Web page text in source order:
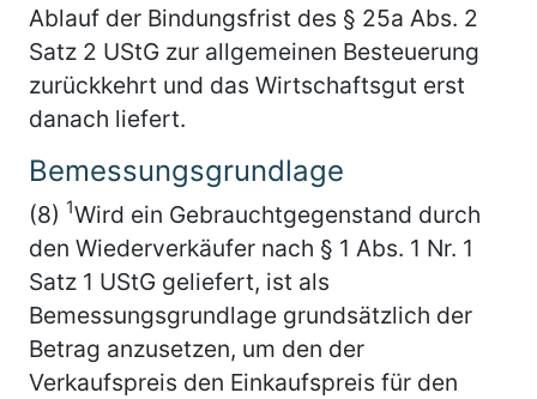
Ablauf der Bindungsfrist des § 25a Abs. 2
Satz 2 UStG zur allgemeinen Besteuerung
zurückkehrt und das Wirtschaftsgut erst
danach liefert.
Bemessungsgrundlage
(8) 1Wird ein Gebrauchtgegenstand durch
den Wiederverkäufer nach § 1 Abs. 1 Nr. 1
Satz 1 UStG geliefert, ist als
Bemessungsgrundlage grundsätzlich der
Betrag anzusetzen, um den der
Verkaufspreis den Einkaufspreis für den